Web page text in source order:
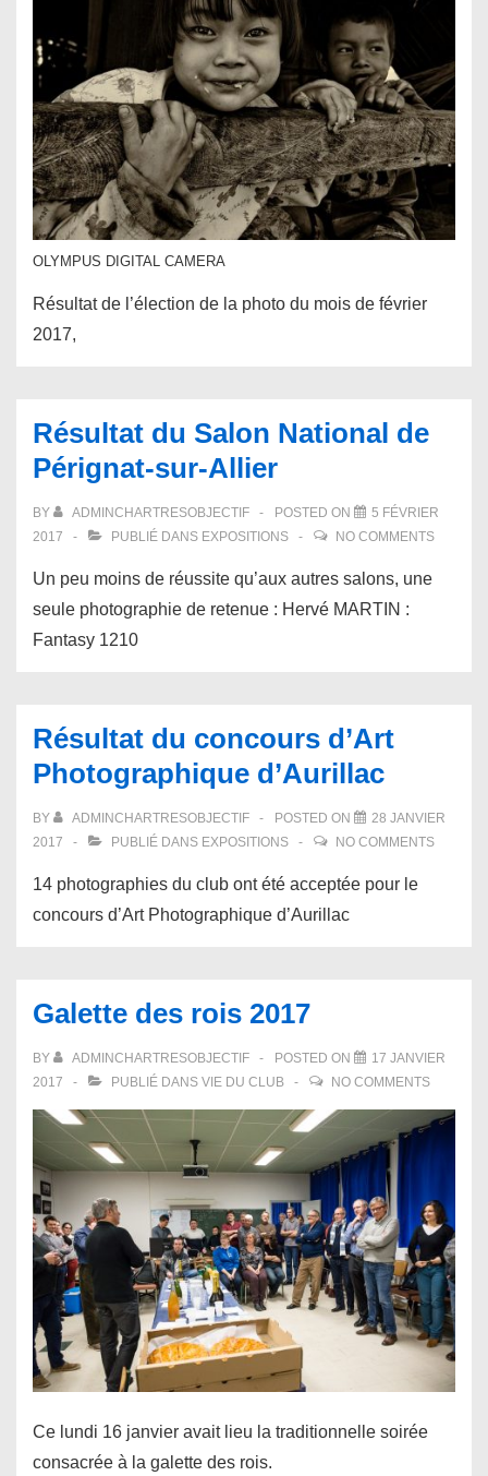
OLYMPUS DIGITAL CAMERA
Résultat de l’élection de la photo du mois de février
2017,
Résultat du Salon National de
Pérignat-sur-Allier
BY ADMINCHARTRESOBJECTIF POSTED ON
5 FÉVRIER
2017
PUBLIÉ DANS EXPOSITIONS NO COMMENTS
Un peu moins de réussite qu’aux autres salons, une
seule photographie de retenue : Hervé MARTIN :
Fantasy 1210
Résultat du concours d’Art
Photographique d’Aurillac
BY ADMINCHARTRESOBJECTIF POSTED ON
28 JANVIER
2017
PUBLIÉ DANS EXPOSITIONS NO COMMENTS
14 photographies du club ont été acceptée pour le
concours d’Art Photographique d’Aurillac
Galette des rois 2017
BY ADMINCHARTRESOBJECTIF POSTED ON
17 JANVIER
2017
PUBLIÉ DANS VIE DU CLUB NO COMMENTS
Ce lundi 16 janvier avait lieu la traditionnelle soirée
consacrée à la galette des rois.